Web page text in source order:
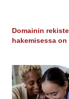
Domainin
hakemisessa on